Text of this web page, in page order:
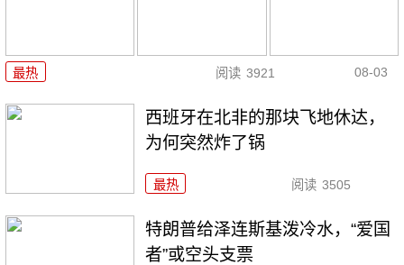
最热 阅读 3921 08-03
西班牙在北非的那块飞地休达，
为何突然炸了锅
最热 阅读 3505
特朗普给泽连斯基泼冷水，“爱国
者”或空头支票